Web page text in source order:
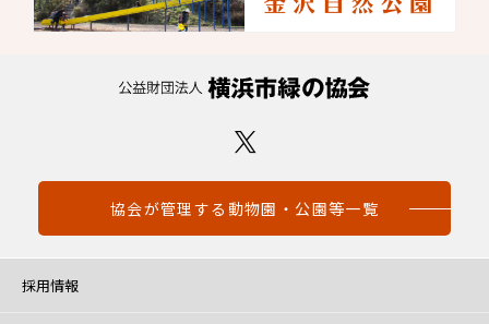
協会が管理する動物園・公園等一覧
採用情報